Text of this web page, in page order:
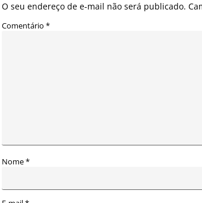
O seu endereço de e-mail não será publicado.
Comentário *
Nome*